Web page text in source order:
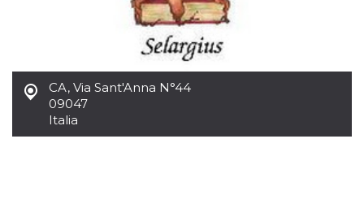
CA, Via Sant'Anna N°44
09047
Italia